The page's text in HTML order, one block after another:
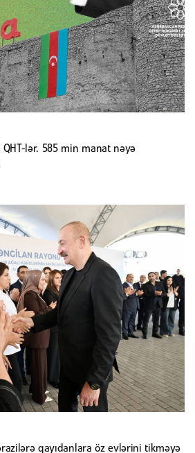
QHT-lər. 585 min manat nəyə
qayıdanlara öz evlərini tikməyə